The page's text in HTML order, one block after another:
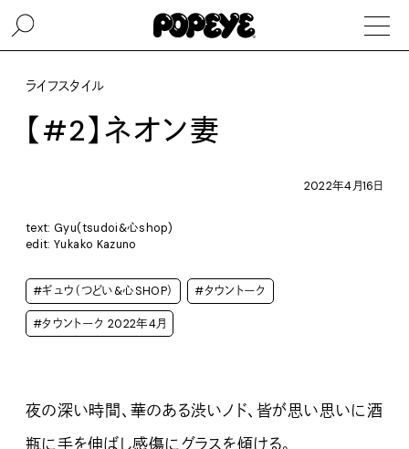
ライフスタイル
【#2】ネオン妻
2022年4月16日
text: Gyu(tsudoi&心shop)
edit: Yukako Kazuno
#ギュウ（つどい&心SHOP） #タウントーク
#タウントーク 2022年4月
夜の深い時間、華のある渋いノド、皆が思い思いに酒
瓶に手を伸ばし感傷にグラスを傾ける。